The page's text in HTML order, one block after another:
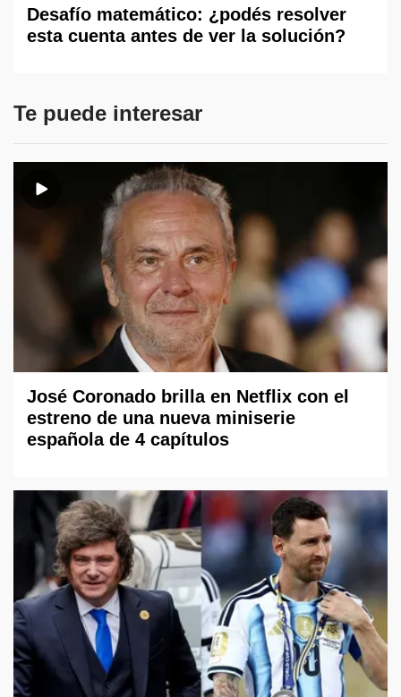
Desafío matemático: ¿podés resolver
esta cuenta antes de ver la solución?
Te puede interesar
José Coronado brilla en Netflix con el
estreno de una nueva miniserie
española de 4 capítulos